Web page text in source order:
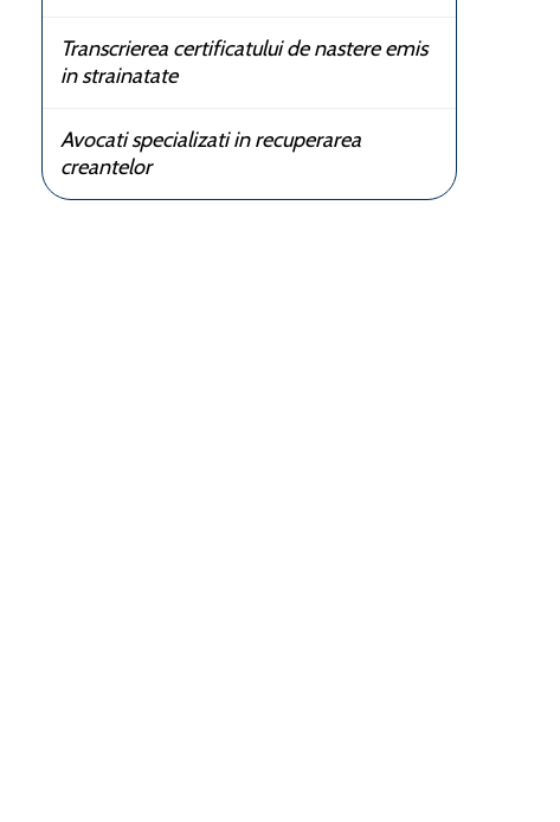
Transcrierea certificatului de nastere emis
in strainatate
Avocati specializati in recuperarea
creantelor